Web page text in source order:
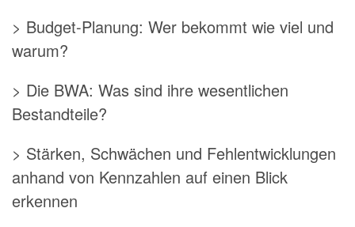
> Budget-Planung: Wer bekommt wie viel und
warum?
> Die BWA: Was sind ihre wesentlichen
Bestandteile?
> Stärken, Schwächen und Fehlentwicklungen
anhand von Kennzahlen auf einen Blick
erkennen